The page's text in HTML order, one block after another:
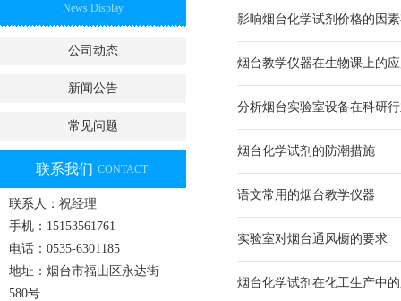
News Display
公司动态
新闻公告
常见问题
联系我们 CONTACT
联系人：祝经理
手机：15153561761
电话：0535-6301185
地址：烟台市福山区永达街
580号
影响烟台化学试剂价格的因
烟台教学仪器在生物课上的
分析烟台实验室设备在科研
烟台化学试剂的防潮措施
语文常用的烟台教学仪器
实验室对烟台通风橱的要求
烟台化学试剂在化工生产中